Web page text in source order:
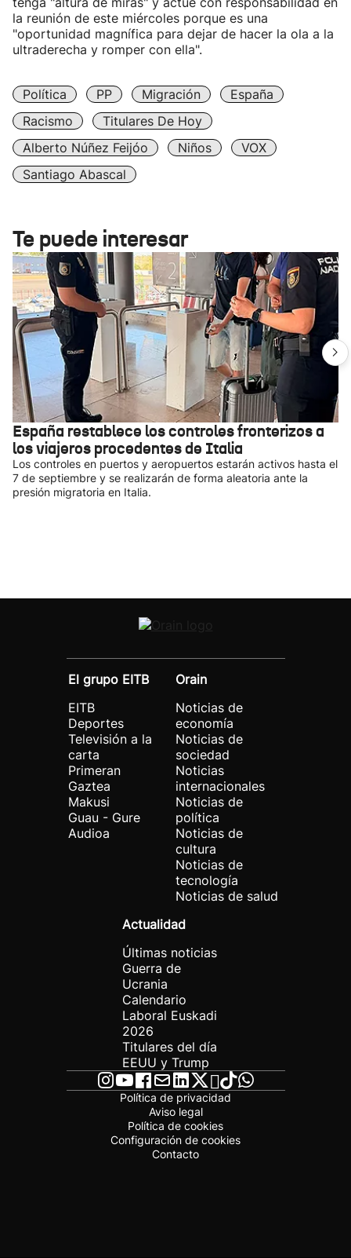
la reunión de este miércoles porque es una
"oportunidad magnífica para dejar de hacer la ola a la
ultraderecha y romper con ella".
Política PP Migración
España
Racismo
Titulares De Hoy
Alberto Núñez Feijóo
Niños
VOX
Santiago Abascal
Te puede interesar
España restablece los controles fronterizos a
los viajeros procedentes de Italia
Los controles en puertos y aeropuertos estarán activos hasta el
7 de septiembre y se realizarán de forma aleatoria ante la
presión migratoria en Italia.
El grupo EITB
EITB
Deportes
Televisión a la
carta
Primeran
Gaztea
Makusi
Guau - Gure
Audioa
Orain
Noticias de
economía
Noticias de
sociedad
Noticias
internacionales
Noticias de
política
Noticias de
cultura
Noticias de
tecnología
Noticias de salud
Actualidad
Últimas noticias
Guerra de
Ucrania
Calendario
Laboral Euskadi
2026
Titulares del día
EEUU y Trump
Política de privacidad
Aviso legal
Política de cookies
Configuración de cookies
Contacto